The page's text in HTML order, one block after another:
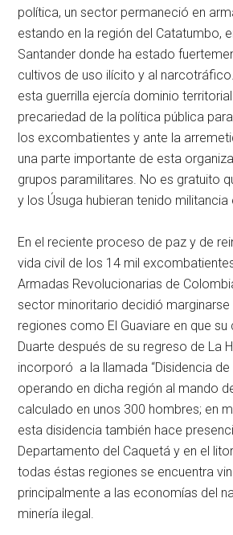
política, un sector permaneció en
estando en la región del Catatumbo,
Santander donde ha estado
cultivos de uso ilícito y al
esta guerrilla ejercía dominio
precariedad de la política pública
los excombatientes y ante la
una parte importante de esta
grupos paramilitares. No es gratuito
y los Úsuga hubieran tenido militancia
En el reciente proceso de paz y de
vida civil de los 14 mil
Armadas Revolucionarias de
sector minoritario decidió
regiones como El Guaviare en que su
Duarte después de su regreso de La
incorporó a la llamada “Disidencia de
operando en dicha región al mando
calculado en unos 300 hombres; en
esta disidencia también hace
Departamento del Caquetá y en el
todas éstas regiones se encuentra
principalmente a las economías del
minería ilegal.